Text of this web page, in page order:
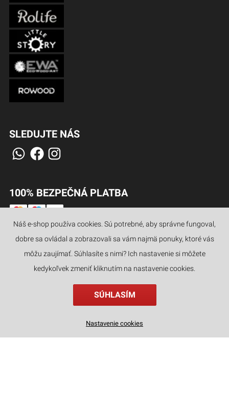
SLEDUJTE NÁS
100% BEZPEČNÁ PLATBA
JAZYKY
Náš e-shop používa cookies. Sú potrebné, aby správne fungoval,
dobre sa ovládal a zobrazovali sa vám najmä ponuky, ktoré vás
môžu zaujímať. Súhlasíte s nimi? Ich nastavenie si môžete
kedykoľvek zmeniť kliknutím na nastavenie cookies.
SÚHLASÍM
Nastavenie cookies